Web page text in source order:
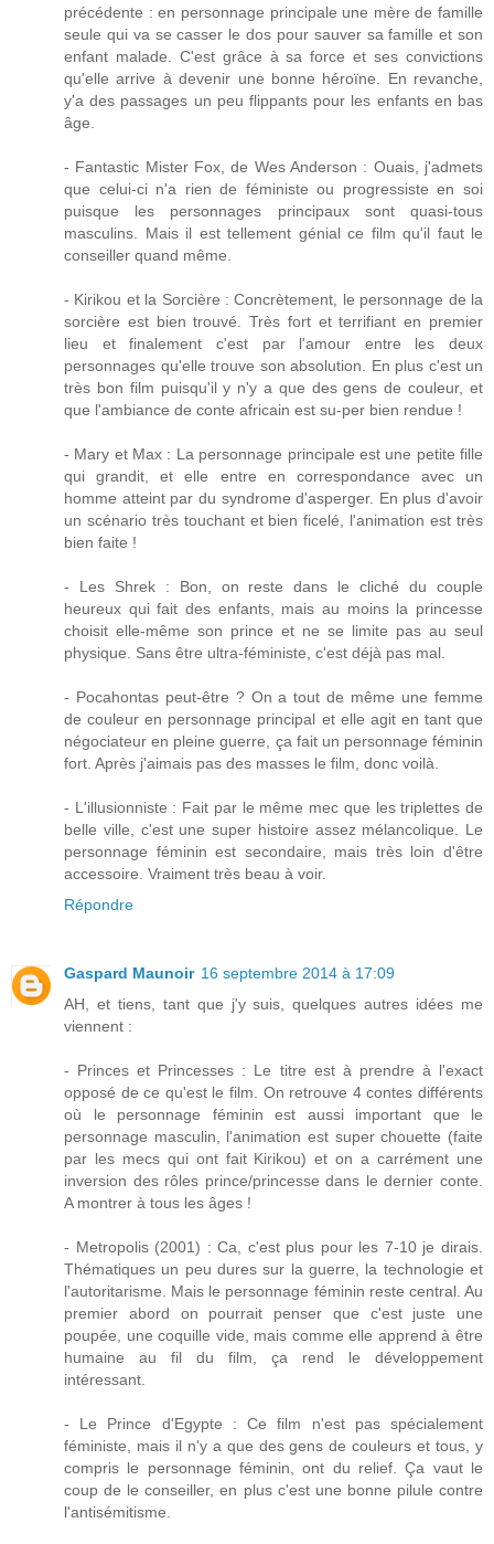
précédente : en personnage principale une mère de famille
seule qui va se casser le dos pour sauver sa famille et son
enfant malade. C'est grâce à sa force et ses convictions
qu'elle arrive à devenir une bonne héroïne. En revanche,
y'a des passages un peu flippants pour les enfants en bas
âge.
- Fantastic Mister Fox, de Wes Anderson : Ouais, j'admets
que celui-ci n'a rien de féministe ou progressiste en soi
puisque les personnages principaux sont quasi-tous
masculins. Mais il est tellement génial ce film qu'il faut le
conseiller quand même.
- Kirikou et la Sorcière : Concrètement, le personnage de la
sorcière est bien trouvé. Très fort et terrifiant en premier
lieu et finalement c'est par l'amour entre les deux
personnages qu'elle trouve son absolution. En plus c'est un
très bon film puisqu'il y n'y a que des gens de couleur, et
que l'ambiance de conte africain est su-per bien rendue !
- Mary et Max : La personnage principale est une petite fille
qui grandit, et elle entre en correspondance avec un
homme atteint par du syndrome d'asperger. En plus d'avoir
un scénario très touchant et bien ficelé, l'animation est très
bien faite !
- Les Shrek : Bon, on reste dans le cliché du couple
heureux qui fait des enfants, mais au moins la princesse
choisit elle-même son prince et ne se limite pas au seul
physique. Sans être ultra-féministe, c'est déjà pas mal.
- Pocahontas peut-être ? On a tout de même une femme
de couleur en personnage principal et elle agit en tant que
négociateur en pleine guerre, ça fait un personnage féminin
fort. Après j'aimais pas des masses le film, donc voilà.
- L'illusionniste : Fait par le même mec que les triplettes de
belle ville, c'est une super histoire assez mélancolique. Le
personnage féminin est secondaire, mais très loin d'être
accessoire. Vraiment très beau à voir.
Répondre
Gaspard Maunoir 16 septembre 2014 à 17:09
AH, et tiens, tant que j'y suis, quelques autres idées me
viennent :
- Princes et Princesses : Le titre est à prendre à l'exact
opposé de ce qu'est le film. On retrouve 4 contes différents
où le personnage féminin est aussi important que le
personnage masculin, l'animation est super chouette (faite
par les mecs qui ont fait Kirikou) et on a carrément une
inversion des rôles prince/princesse dans le dernier conte.
A montrer à tous les âges !
- Metropolis (2001) : Ca, c'est plus pour les 7-10 je dirais.
Thématiques un peu dures sur la guerre, la technologie et
l'autoritarisme. Mais le personnage féminin reste central. Au
premier abord on pourrait penser que c'est juste une
poupée, une coquille vide, mais comme elle apprend à être
humaine au fil du film, ça rend le développement
intéressant.
- Le Prince d'Egypte : Ce film n'est pas spécialement
féministe, mais il n'y a que des gens de couleurs et tous, y
compris le personnage féminin, ont du relief. Ça vaut le
coup de le conseiller, en plus c'est une bonne pilule contre
l'antisémitisme.